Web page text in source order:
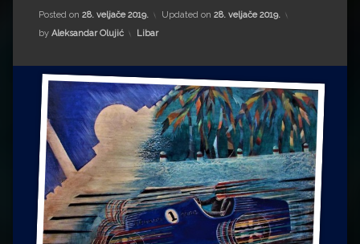
Drugi autori
Drugi autori
Matea Andrić
Ljiljana Lekanić-Kljaić
Željko Krznarić
Mario Lovreković
Miroslav Šantek
Posted on 28. veljače 2019. Updated on 28. veljače 2019.
by Aleksandar Olujić Kategorije:
Libar